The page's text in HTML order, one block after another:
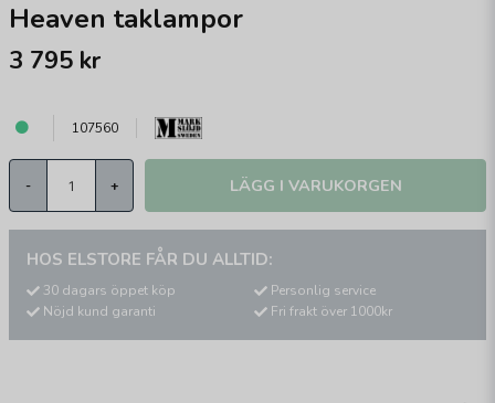
Heaven taklampor
3 795 kr
107560
- + LÄGG I VARUKORGEN
HOS ELSTORE FÅR DU ALLTID:
30 dagars öppet köp
Nöjd kund garanti
Personlig service
Fri frakt över 1000kr